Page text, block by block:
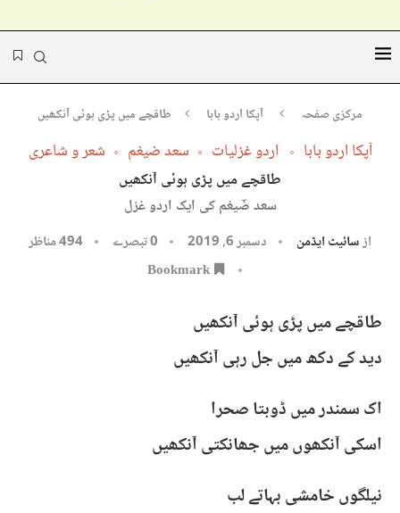
مرکزی صفحہ آپکا اردو بابا طاقچے میں پڑی ہوئی آنکھیں
آپکا اردو بابا اردو غزلیات سعد ضیغم شعر و شاعری
طاقچے میں پڑی ہوئی آنکھیں
سعد ضؔیغم کی ایک اردو غزل
ازسائیٹ ایڈمن دسمبر 6, 2019 0 تبصرے 494مناظر
Bookmark
طاقچے میں پڑی ہوئی آنکھیں
دید کے دکھ میں جل رہی آنکھیں
اک سمندر میں ڈوبتا صحرا
اسکی آنکھوں میں جھانکتی آنکھیں
نیلگوں خامشی بہاتے لب